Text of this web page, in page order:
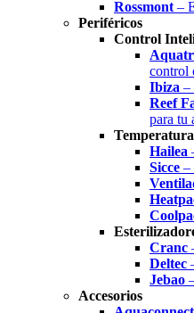
Rossmont –
Periféricos
Control
control
Ibiza –
Reef
para tu
Temperatura
Hailea
Sicce –
Cranc
Deltec
Jebao
Accesorios